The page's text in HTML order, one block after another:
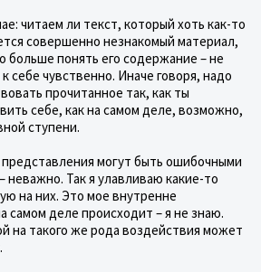
читаем ли текст, который хоть как-то
совершенно незнакомый материал,
больше понять его содержание – не
себе чувственно. Иначе говоря, надо
прочитанное так, как ты
себе, как на самом деле, возможно,
ступени.
могут быть ошибочными
Так я улавливаю какие-то
на них. Это мое внутренне
самом деле происходит – я не знаю.
на такого же рода воздействия может